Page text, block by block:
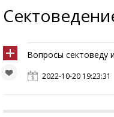
Вопросы сектоведу
2022-10-20 19:23:31